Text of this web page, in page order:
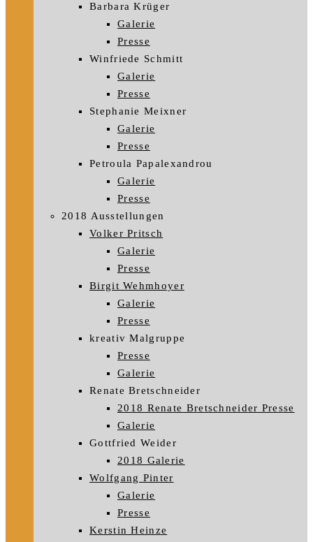
Barbara Krüger
Galerie
Presse
Winfriede Schmitt
Galerie
Presse
Stephanie Meixner
Galerie
Presse
Petroula Papalexandrou
Galerie
Presse
2018 Ausstellungen
Volker Pritsch
Galerie
Presse
Birgit Wehmhoyer
Galerie
Presse
kreativ Malgruppe
Presse
Galerie
Renate Bretschneider
2018 Renate Bretschneider Presse
Galerie
Gottfried Weider
2018 Galerie
Wolfgang Pinter
Galerie
Presse
Kerstin Heinze